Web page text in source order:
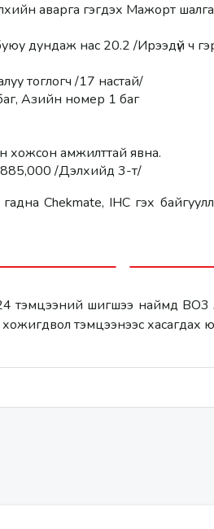
аварга гэгдэх Мажорт
дундаж нас 20.2 /Ирээдүй ч
тоглогч /17 настай/
Азийн номер 1 баг
хожсон амжилттай явна.
/Дэлхийд 3-т/
Chekmate, IHC гэх
тэмцээний шигшээ наймд
тэмцээнээс хасагдах